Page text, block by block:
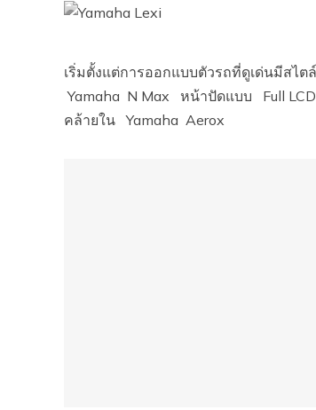
เริ่มตั้งแต่การออกแบบตัวรถที่ดูเด่นมีส
Yamaha N Max หน้าปัดแบบ Full
คล้ายใน Yamaha Aerox